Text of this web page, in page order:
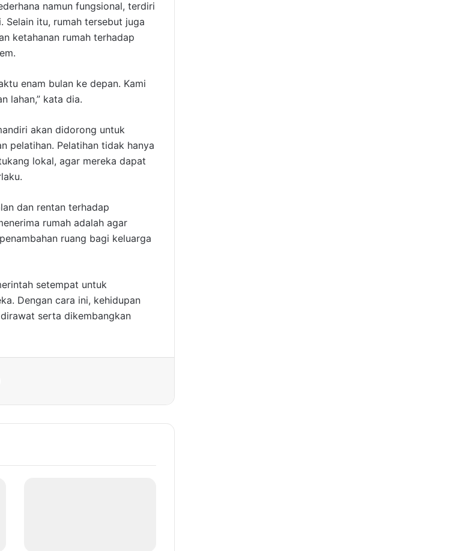
namun fungsional, terdiri
Selain itu, rumah tersebut juga
ketahanan rumah terhadap
enam bulan ke depan. Kami
lahan,” kata dia.
akan didorong untuk
pelatihan. Pelatihan tidak hanya
lokal, agar mereka dapat
dan rentan terhadap
rumah adalah agar
ruang bagi keluarga
setempat untuk
Dengan cara ini, kehidupan
serta dikembangkan